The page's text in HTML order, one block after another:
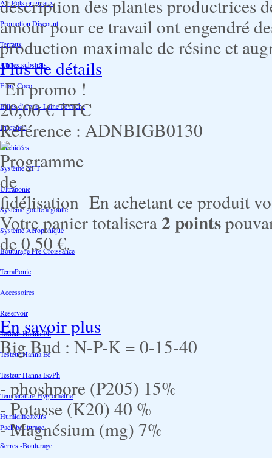
Air Pots originaux
Promotion Discount
Terraux
Autres substrats
Fibre Coco
Billes d'argile- Laine de roche
Irrigation
Orchidées
Système NFT
Ultraponie
Système goutte à goutte
Système Aéroponique
Bouturage Pre Croissance
TerraPonie
Accessoires
Reservoir
Testeur Hanna Ph
Testeur Hanna Ec
Testeur Hanna Ec/Ph
Température Hygrométrie
Humidificateurs
Pack bouturage
Serres -Bouturage
description des plantes productrices
amour pour ce travail ont engendré
production maximale de résine et
Plus de détails
En promo !
20,00 €TTC
Référence : ADNBIGB0130
En achetant ce produit
Votre panier totalisera2points
de0,50 €.
En savoir plus
Big Bud : N-P-K = 0-15-40
- phoshpore (P205) 15%
- Potasse (K20) 40 %
- Magnésium (mg) 7%